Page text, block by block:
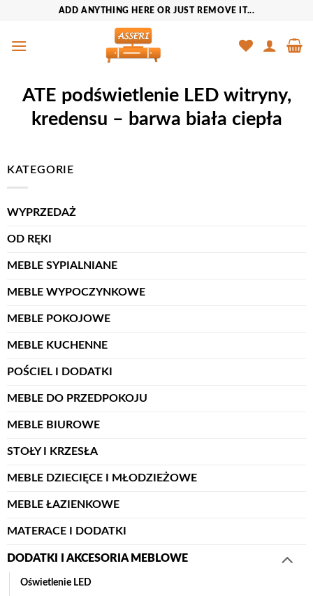
zawartości
ADD ANYTHING HERE OR JUST REMOVE IT...
ATE podświetlenie LED witryny,
kredensu – barwa biała ciepła
KATEGORIE
WYPRZEDAŻ
OD RĘKI
MEBLE SYPIALNIANE
MEBLE WYPOCZYNKOWE
MEBLE POKOJOWE
MEBLE KUCHENNE
POŚCIEL I DODATKI
MEBLE DO PRZEDPOKOJU
MEBLE BIUROWE
STOŁY I KRZESŁA
MEBLE DZIECIĘCE I MŁODZIEŻOWE
MEBLE ŁAZIENKOWE
MATERACE I DODATKI
DODATKI I AKCESORIA MEBLOWE
Oświetlenie LED